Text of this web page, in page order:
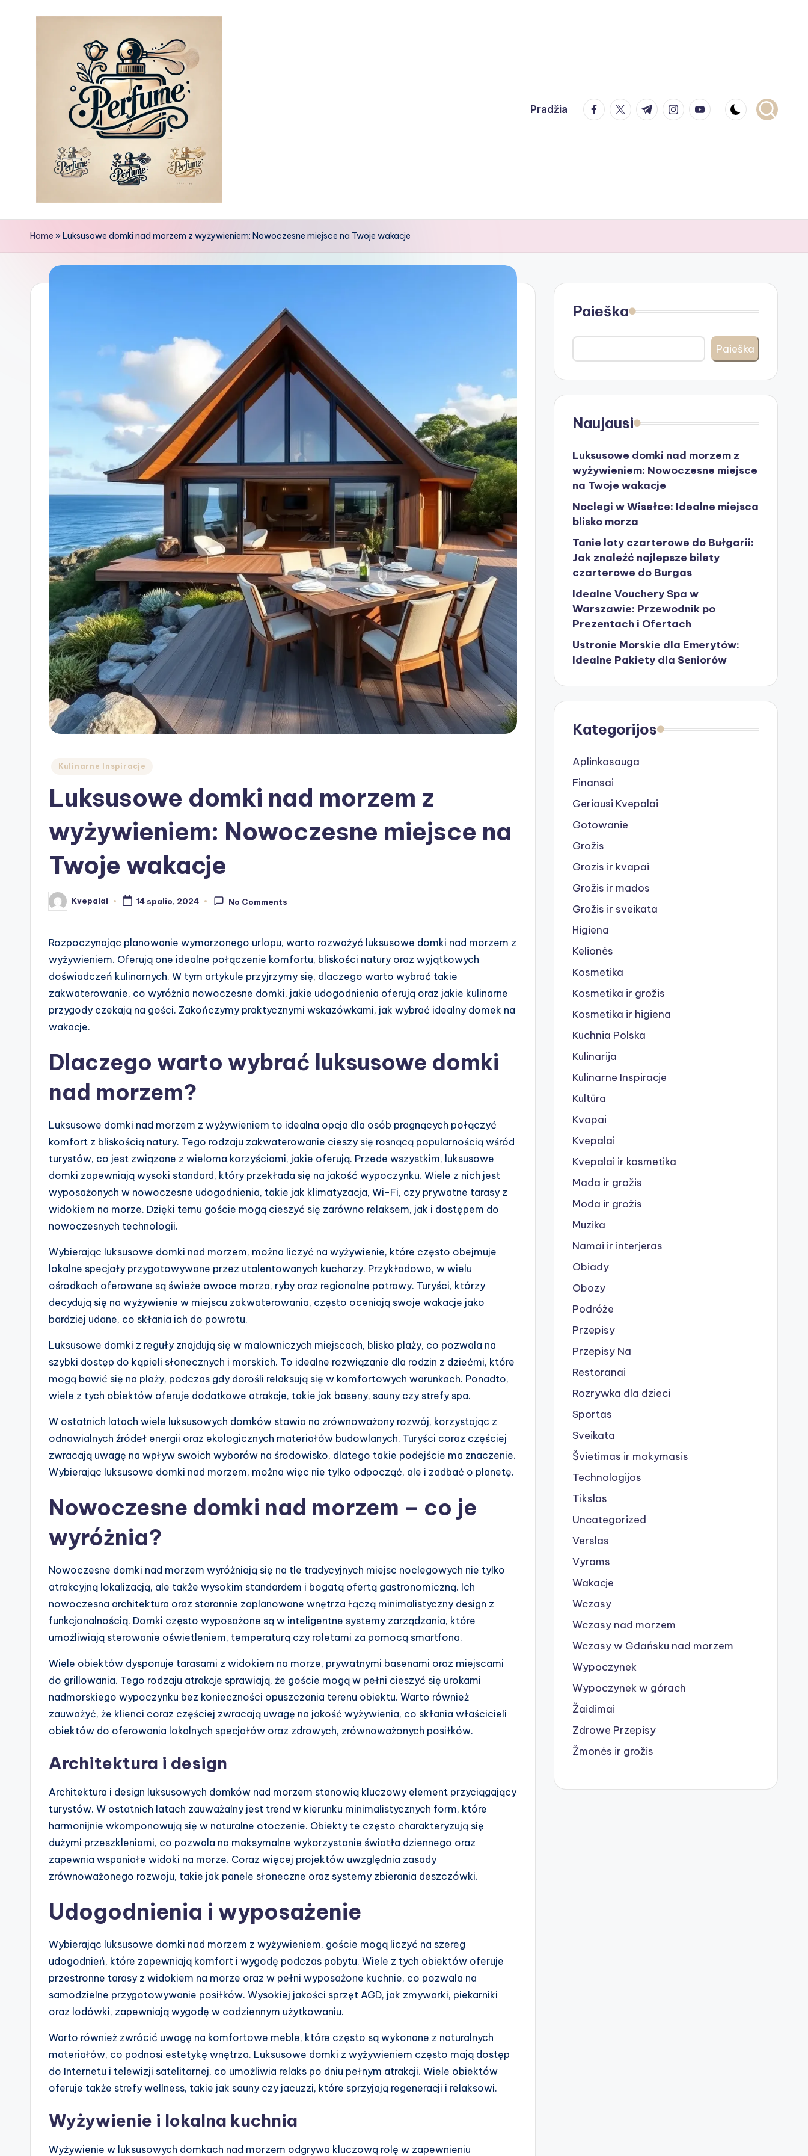
Pradžia facebook.com
twitter.com
t.me instagram.com
youtube.com
Home »Luksusowe domki nad morzem z wyżywieniem: Nowoczesne miejsce na Twoje wakacje
Posted
Kulinarne Inspiracje
Luksusowe domki nad morzem z
wyżywieniem: Nowoczesne miejsce na
Twoje wakacje
Posted
by
Kvepalai 14 spalio, 2024 No Comments
Rozpoczynając planowanie wymarzonego urlopu, warto rozważyć luksusowe domki nad morzem z
wyżywieniem. Oferują one idealne połączenie komfortu, bliskości natury oraz wyjątkowych
doświadczeń kulinarnych. W tym artykule przyjrzymy się, dlaczego warto wybrać takie
zakwaterowanie, co wyróżnia nowoczesne domki, jakie udogodnienia oferują oraz jakie kulinarne
przygody czekają na gości. Zakończymy praktycznymi wskazówkami, jak wybrać idealny domek na
wakacje.
Dlaczego warto wybrać luksusowe domki
nad morzem?
Luksusowe domki nad morzem z wyżywieniem to idealna opcja dla osób pragnących połączyć
komfort z bliskością natury. Tego rodzaju zakwaterowanie cieszy się rosnącą popularnością wśród
turystów, co jest związane z wieloma korzyściami, jakie oferują. Przede wszystkim, luksusowe
domki zapewniają wysoki standard, który przekłada się na jakość wypoczynku. Wiele z nich jest
wyposażonych w nowoczesne udogodnienia, takie jak klimatyzacja, Wi-Fi, czy prywatne tarasy z
widokiem na morze. Dzięki temu goście mogą cieszyć się zarówno relaksem, jak i dostępem do
nowoczesnych technologii.
Wybierając luksusowe domki nad morzem, można liczyć na wyżywienie, które często obejmuje
lokalne specjały przygotowywane przez utalentowanych kucharzy. Przykładowo, w wielu
ośrodkach oferowane są świeże owoce morza, ryby oraz regionalne potrawy. Turyści, którzy
decydują się na wyżywienie w miejscu zakwaterowania, często oceniają swoje wakacje jako
bardziej udane, co skłania ich do powrotu.
Luksusowe domki z reguły znajdują się w malowniczych miejscach, blisko plaży, co pozwala na
szybki dostęp do kąpieli słonecznych i morskich. To idealne rozwiązanie dla rodzin z dziećmi, które
mogą bawić się na plaży, podczas gdy dorośli relaksują się w komfortowych warunkach. Ponadto,
wiele z tych obiektów oferuje dodatkowe atrakcje, takie jak baseny, sauny czy strefy spa.
W ostatnich latach wiele luksusowych domków stawia na zrównoważony rozwój, korzystając z
odnawialnych źródeł energii oraz ekologicznych materiałów budowlanych. Turyści coraz częściej
zwracają uwagę na wpływ swoich wyborów na środowisko, dlatego takie podejście ma znaczenie.
Wybierając luksusowe domki nad morzem, można więc nie tylko odpocząć, ale i zadbać o planetę.
Nowoczesne domki nad morzem – co je
wyróżnia?
Nowoczesne domki nad morzem wyróżniają się na tle tradycyjnych miejsc noclegowych nie tylko
atrakcyjną lokalizacją, ale także wysokim standardem i bogatą ofertą gastronomiczną. Ich
nowoczesna architektura oraz starannie zaplanowane wnętrza łączą minimalistyczny design z
funkcjonalnością. Domki często wyposażone są w inteligentne systemy zarządzania, które
umożliwiają sterowanie oświetleniem, temperaturą czy roletami za pomocą smartfona.
Wiele obiektów dysponuje tarasami z widokiem na morze, prywatnymi basenami oraz miejscami
do grillowania. Tego rodzaju atrakcje sprawiają, że goście mogą w pełni cieszyć się urokami
nadmorskiego wypoczynku bez konieczności opuszczania terenu obiektu. Warto również
zauważyć, że klienci coraz częściej zwracają uwagę na jakość wyżywienia, co skłania właścicieli
obiektów do oferowania lokalnych specjałów oraz zdrowych, zrównoważonych posiłków.
Architektura i design
Architektura i design luksusowych domków nad morzem stanowią kluczowy element przyciągający
turystów. W ostatnich latach zauważalny jest trend w kierunku minimalistycznych form, które
harmonijnie wkomponowują się w naturalne otoczenie. Obiekty te często charakteryzują się
dużymi przeszkleniami, co pozwala na maksymalne wykorzystanie światła dziennego oraz
zapewnia wspaniałe widoki na morze. Coraz więcej projektów uwzględnia zasady
zrównoważonego rozwoju, takie jak panele słoneczne oraz systemy zbierania deszczówki.
Udogodnienia i wyposażenie
Wybierając luksusowe domki nad morzem z wyżywieniem, goście mogą liczyć na szereg
udogodnień, które zapewniają komfort i wygodę podczas pobytu. Wiele z tych obiektów oferuje
przestronne tarasy z widokiem na morze oraz w pełni wyposażone kuchnie, co pozwala na
samodzielne przygotowywanie posiłków. Wysokiej jakości sprzęt AGD, jak zmywarki, piekarniki
oraz lodówki, zapewniają wygodę w codziennym użytkowaniu.
Warto również zwrócić uwagę na komfortowe meble, które często są wykonane z naturalnych
materiałów, co podnosi estetykę wnętrza. Luksusowe domki z wyżywieniem często mają dostęp
do Internetu i telewizji satelitarnej, co umożliwia relaks po dniu pełnym atrakcji. Wiele obiektów
oferuje także strefy wellness, takie jak sauny czy jacuzzi, które sprzyjają regeneracji i relaksowi.
Wyżywienie i lokalna kuchnia
Wyżywienie w luksusowych domkach nad morzem odgrywa kluczową rolę w zapewnieniu
Paieška
Paieška
Naujausi
Luksusowe domki nad morzem z
wyżywieniem: Nowoczesne miejsce
na Twoje wakacje
Noclegi w Wisełce: Idealne miejsca
blisko morza
Tanie loty czarterowe do Bułgarii:
Jak znaleźć najlepsze bilety
czarterowe do Burgas
Idealne Vouchery Spa w
Warszawie: Przewodnik po
Prezentach i Ofertach
Ustronie Morskie dla Emerytów:
Idealne Pakiety dla Seniorów
Kategorijos
Aplinkosauga
Finansai
Geriausi Kvepalai
Gotowanie
Grožis
Grozis ir kvapai
Grožis ir mados
Grožis ir sveikata
Higiena
Kelionės
Kosmetika
Kosmetika ir grožis
Kosmetika ir higiena
Kuchnia Polska
Kulinarija
Kulinarne Inspiracje
Kultūra
Kvapai
Kvepalai
Kvepalai ir kosmetika
Mada ir grožis
Moda ir grožis
Muzika
Namai ir interjeras
Obiady
Obozy
Podróże
Przepisy
Przepisy Na
Restoranai
Rozrywka dla dzieci
Sportas
Sveikata
Švietimas ir mokymasis
Technologijos
Tikslas
Uncategorized
Verslas
Vyrams
Wakacje
Wczasy
Wczasy nad morzem
Wczasy w Gdańsku nad morzem
Wypoczynek
Wypoczynek w górach
Žaidimai
Zdrowe Przepisy
Žmonės ir grožis